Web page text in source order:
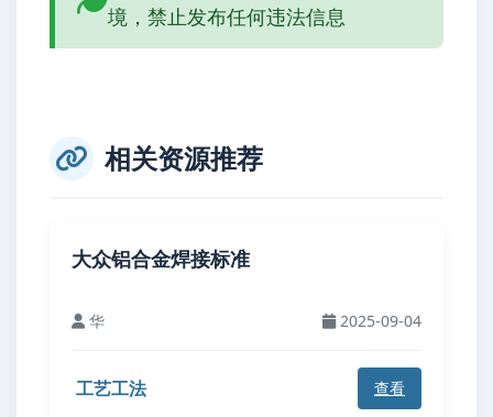
境，禁止发布任何违法信息
相关资源推荐
大众铝合金焊接标准
华 2025-09-04
工艺工法 查看